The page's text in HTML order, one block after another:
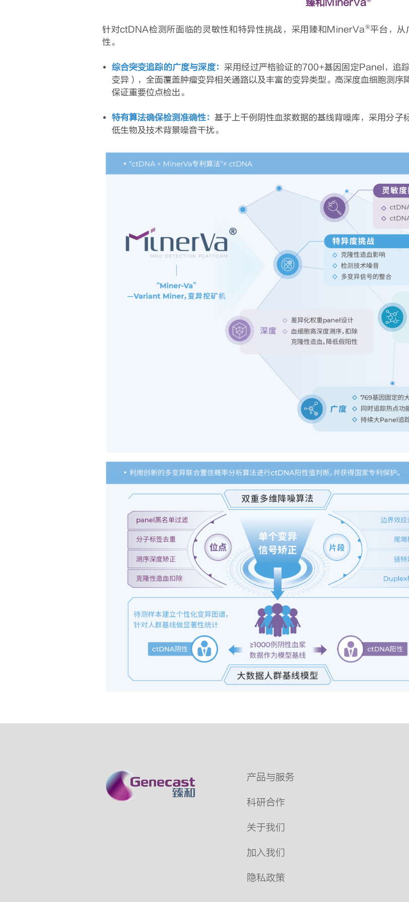
臻和MinerVa
针对ctDNA检测所面临的灵敏性和特异性挑战，采用臻和MinerVa®平台，从
性。
综合突变追踪的广度与深度：采用经过严格验证的700+基因固定Panel，追
变异），全面覆盖肿瘤变异相关通路以及丰富的变异类型。高深度血细胞测
保证重要位点检出。
特有算法确保检测准确性： 基于上千例阴性血浆数据的基线背噪库，采用分子
低生物及技术背景噪音干扰。
产品与服务
科研合作
关于我们
加入我们
隐私政策